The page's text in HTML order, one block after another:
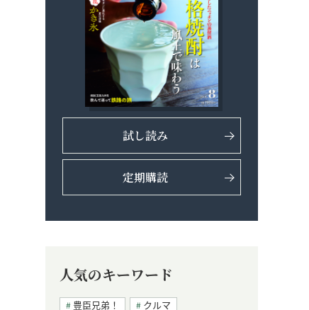
試し読み
定期購読
人気のキーワード
豊臣兄弟！
クルマ